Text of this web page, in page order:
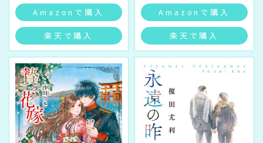
Amazonで購入
楽天で購入
Amazonで購入
楽天で購入